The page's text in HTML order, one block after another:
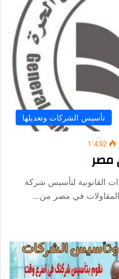
تأسيس الشركات وتعديلها
1٬492
مصر
القانونية لتأسيس شركة
في مصر من…